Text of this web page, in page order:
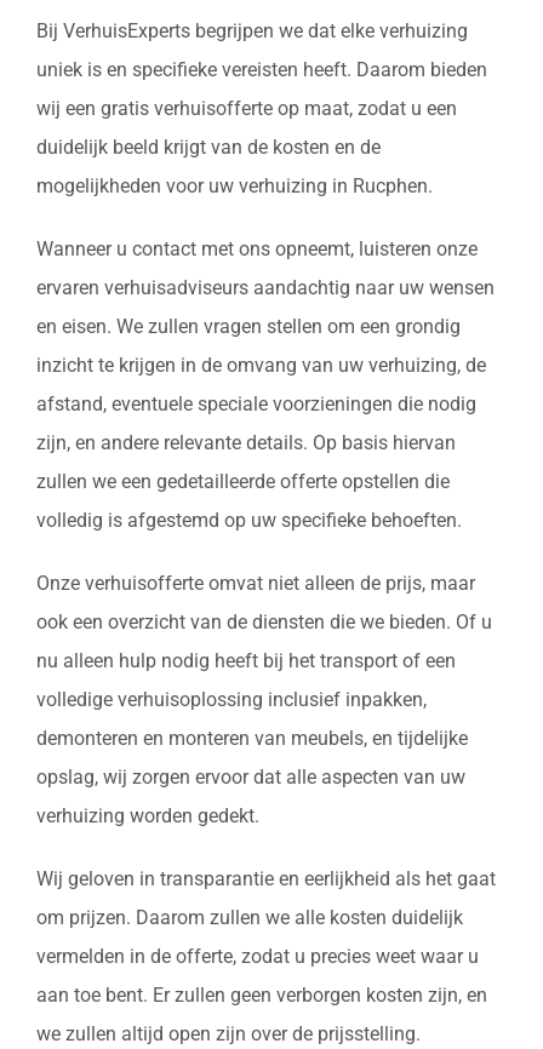
Bij VerhuisExperts begrijpen we dat elke verhuizing
uniek is en specifieke vereisten heeft. Daarom bieden
wij een gratis verhuisofferte op maat, zodat u een
duidelijk beeld krijgt van de kosten en de
mogelijkheden voor uw verhuizing in Rucphen.
Wanneer u contact met ons opneemt, luisteren onze
ervaren verhuisadviseurs aandachtig naar uw wensen
en eisen. We zullen vragen stellen om een grondig
inzicht te krijgen in de omvang van uw verhuizing, de
afstand, eventuele speciale voorzieningen die nodig
zijn, en andere relevante details. Op basis hiervan
zullen we een gedetailleerde offerte opstellen die
volledig is afgestemd op uw specifieke behoeften.
Onze verhuisofferte omvat niet alleen de prijs, maar
ook een overzicht van de diensten die we bieden. Of u
nu alleen hulp nodig heeft bij het transport of een
volledige verhuisoplossing inclusief inpakken,
demonteren en monteren van meubels, en tijdelijke
opslag, wij zorgen ervoor dat alle aspecten van uw
verhuizing worden gedekt.
Wij geloven in transparantie en eerlijkheid als het gaat
om prijzen. Daarom zullen we alle kosten duidelijk
vermelden in de offerte, zodat u precies weet waar u
aan toe bent. Er zullen geen verborgen kosten zijn, en
we zullen altijd open zijn over de prijsstelling.